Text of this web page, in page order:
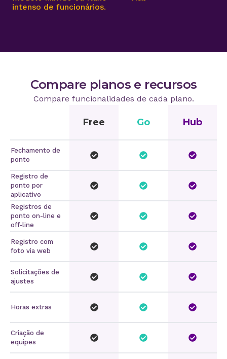
intenso de funcionários.
Compare planos e recursos
Compare funcionalidades de cada plano.
Free Go Hub
Fechamento de
ponto
Registro de
ponto por
aplicativo
Registros de
ponto on-line e
off-line
Registro com
foto via web
Solicitações de
ajustes
Horas extras
Criação de
equipes